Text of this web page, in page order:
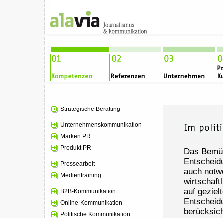
Strategische Beratung
Unternehmenskommunikation
Marken PR
Produkt PR
Pressearbeit
Medientraining
B2B-Kommunikation
Online-Kommunikation
Politische Kommunikation
Das
auch
auf